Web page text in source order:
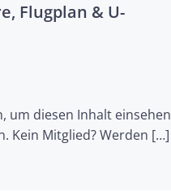
Flugplan & U-
um diesen Inhalt einsehen
Kein Mitglied? Werden […]